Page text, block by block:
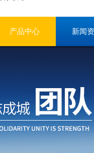
产品中心 新闻